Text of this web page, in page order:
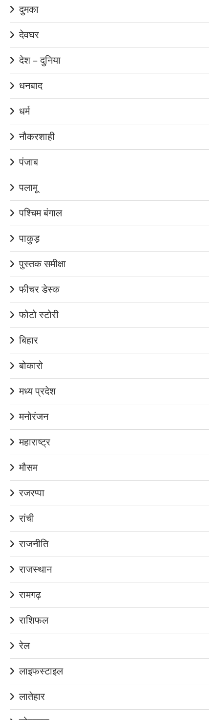
दुमका
देवघर
देश – दुनिया
धनबाद
धर्म
नौकरशाही
पंजाब
पलामू
पश्चिम बंगाल
पाकुड़
पुस्तक समीक्षा
फीचर डेस्क
फोटो स्टोरी
बिहार
बोकारो
मध्य प्रदेश
मनोरंजन
महाराष्ट्र
मौसम
रजरप्पा
रांची
राजनीति
राजस्थान
रामगढ़
राशिफल
रेल
लाइफस्टाइल
लातेहार